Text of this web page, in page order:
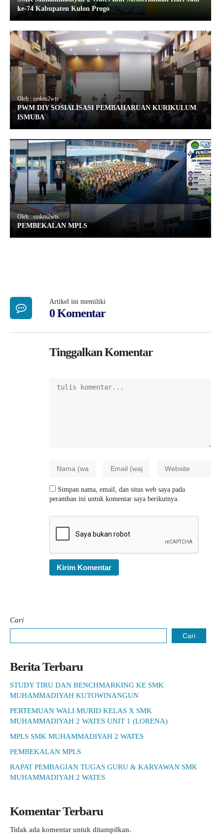
ke-74 Kabupaten Kulon Progo
Oleh : smkm2wts
PWM DIY SOSIALISASI PEMBAHARUAN KURIKULUM
ISMUBA
Oleh : smkm2wts
PEMBEKALAN MPLS
Artikel ini memiliki
0 Komentar
Tinggalkan Komentar
Simpan nama, email, dan situs web saya pada
peramban ini untuk komentar saya berikutnya.
Cari
Cari
Berita Terbaru
STUDY TIRU DAN BENCHMARKING KE SMK
MUHAMMADIYAH KUTOWINANGUN
PERTEMUAN WALI MURID KELAS X SMK
MUHAMMADIYAH 2 WATES UNIT 1 (LORENA)
MPLS SMK MUHAMMADIYAH 2 WATES
PEMBEKALAN MPLS
RAPAT PEMBAGIAN TUGAS GURU & KARYAWAN SMK
MUHAMMADIYAH 2 WATES
Komentar Terbaru
Tidak ada komentar untuk ditampilkan.